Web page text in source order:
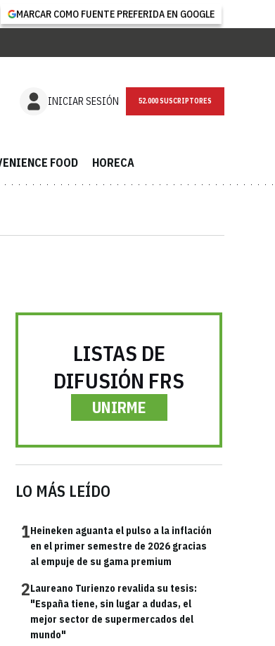
MARCAR COMO FUENTE PREFERIDA EN GOOGLE
INICIAR SESIÓN NEWSLETTER
FOOD HORECA
LISTAS DE
DIFUSIÓN FRS
UNIRME
LO MÁS LEÍDO
1Heineken aguanta el pulso a la inflación
en el primer semestre de 2026 gracias
al empuje de su gama premium
2Laureano Turienzo revalida su tesis:
"España tiene, sin lugar a dudas, el
mejor sector de supermercados del
mundo"